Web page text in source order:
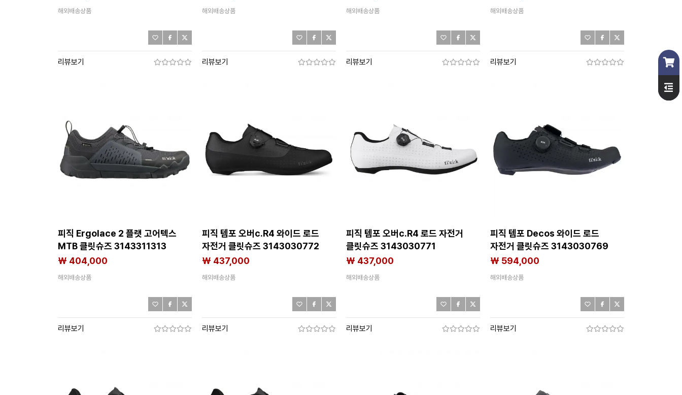
해외배송상품
리뷰보기
해외배송상품
리뷰보기
해외배송상품
리뷰보기
해외배송상품
리뷰보기
피직 Ergolace 2 플랫 고어텍스
MTB 클릿슈즈 3143311313
₩ 404,000
해외배송상품
리뷰보기
피직 템포 오버c.R4 와이드 로드
자전거 클릿슈즈 3143030772
₩ 437,000
해외배송상품
리뷰보기
피직 템포 오버c.R4 로드 자전거
클릿슈즈 3143030771
₩ 437,000
해외배송상품
리뷰보기
피직 템포 Decos 와이드 로드
자전거 클릿슈즈 3143030769
₩ 594,000
해외배송상품
리뷰보기